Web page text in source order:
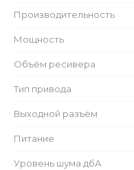
Производительность
Мощность
Объём ресивера
Тип привода
Выходной разъём
Питание
Уровень шума дбА